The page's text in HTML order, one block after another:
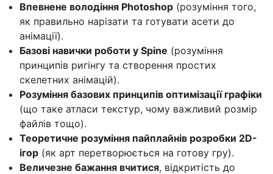
Впевнене володіння Photoshop (розуміння того,
як правильно нарізати та готувати асети до
анімації).
Базові навички роботи у Spine (розуміння
принципів ригінгу та створення простих
скелетних анімацій).
Розуміння базових принципів оптимізації графіки
(що таке атласи текстур, чому важливий розмір
файлів тощо).
Теоретичне розуміння пайплайнів розробки 2D-
ігор (як арт перетворюється на готову гру).
Величезне бажання вчитися, відкритість до